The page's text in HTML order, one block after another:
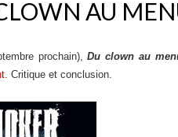
AU
prochain),Du clown au
. Critique et conclusion.